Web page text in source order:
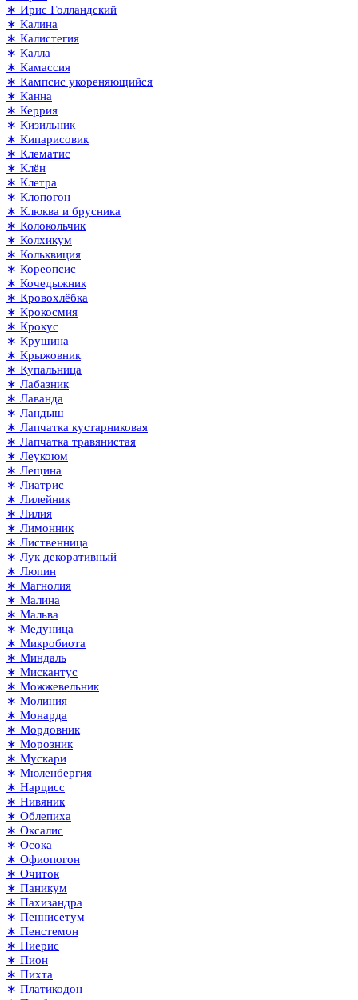
∗ Ирис Голландский
∗ Калина
∗ Калистегия
∗ Калла
∗ Камассия
∗ Кампсис укореняющийся
∗ Канна
∗ Керрия
∗ Кизильник
∗ Кипарисовик
∗ Клематис
∗ Клён
∗ Клетра
∗ Клопогон
∗ Клюква и брусника
∗ Колокольчик
∗ Колхикум
∗ Кольквиция
∗ Кореопсис
∗ Кочедыжник
∗ Кровохлёбка
∗ Крокосмия
∗ Крокус
∗ Крушина
∗ Крыжовник
∗ Купальница
∗ Лабазник
∗ Лаванда
∗ Ландыш
∗ Лапчатка кустарниковая
∗ Лапчатка травянистая
∗ Леукоюм
∗ Лещина
∗ Лиатрис
∗ Лилейник
∗ Лилия
∗ Лимонник
∗ Лиственница
∗ Лук декоративный
∗ Люпин
∗ Магнолия
∗ Малина
∗ Мальва
∗ Медуница
∗ Микробиота
∗ Миндаль
∗ Мискантус
∗ Можжевельник
∗ Молиния
∗ Монарда
∗ Мордовник
∗ Морозник
∗ Мускари
∗ Мюленбергия
∗ Нарцисс
∗ Нивяник
∗ Облепиха
∗ Оксалис
∗ Осока
∗ Офиопогон
∗ Очиток
∗ Паникум
∗ Пахизандра
∗ Пеннисетум
∗ Пенстемон
∗ Пиерис
∗ Пион
∗ Пихта
∗ Платикодон